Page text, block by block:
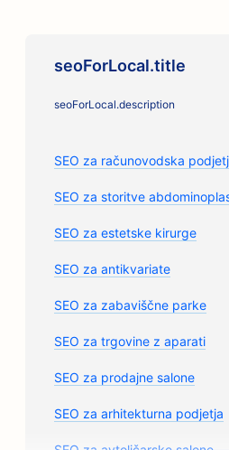
seoForLocal.title
seoForLocal.description
SEO za računovodska
SEO za storitve
SEO za estetske kirurge
SEO za antikvariate
SEO za zabaviščne parke
SEO za trgovine z aparati
SEO za prodajne salone
SEO za arhitekturna podjetja